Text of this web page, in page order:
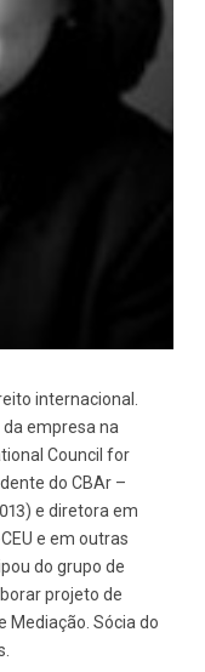
internacional.
empresa na
Council for
do CBAr –
e diretora em
e em outras
do grupo de
projeto de
Mediação. Sócia do